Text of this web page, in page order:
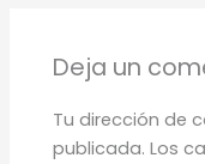
Deja un
Tu dirección de
publicada. Los